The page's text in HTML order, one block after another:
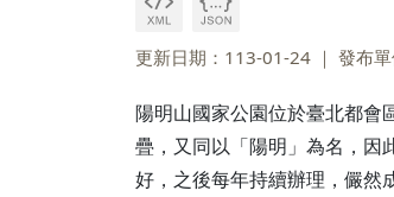
更新日期：113-01-24 發布
陽明山國家公園位於臺北都會
疊，又同以「陽明」為名，因
好，之後每年持續辦理，儼然